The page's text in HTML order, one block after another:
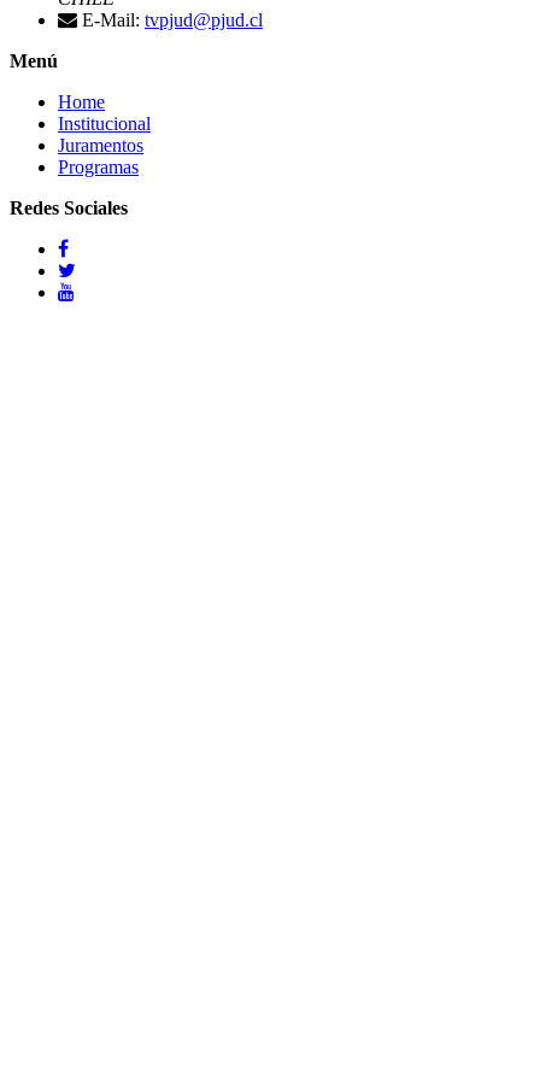
E-Mail: tvpjud@pjud.cl
Menú
Home
Institucional
Juramentos
Programas
Redes Sociales